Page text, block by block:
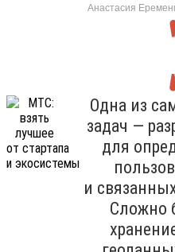
Анастасия
Одна из
задач —
для
и
Сложно